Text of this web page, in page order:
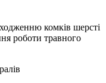
комків шерсті
роботи травного